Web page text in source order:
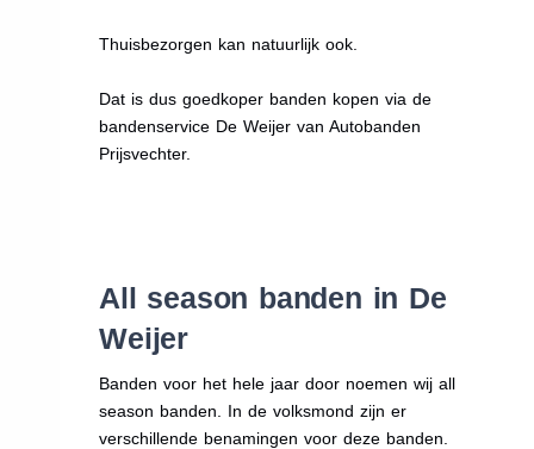
Thuisbezorgen kan natuurlijk ook.
Dat is dus goedkoper banden kopen via de
bandenservice De Weijer van Autobanden
Prijsvechter.
All season banden in De
Weijer
Banden voor het hele jaar door noemen wij all
season banden. In de volksmond zijn er
verschillende benamingen voor deze banden.